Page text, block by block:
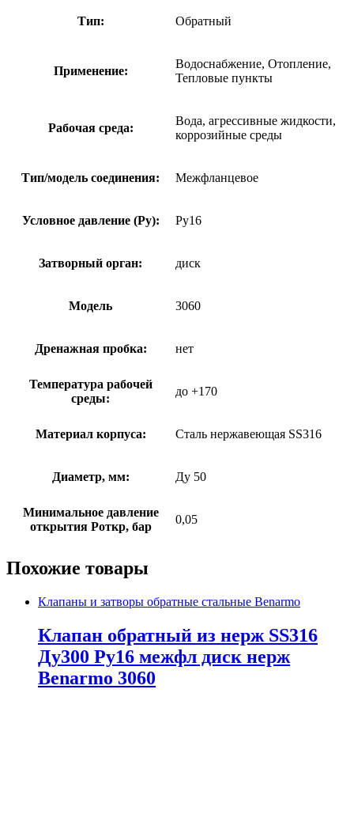
Тип: Обратный
Применение:
Водоснабжение, Отопление,
Тепловые пункты
Рабочая среда:
Вода, агрессивные жидкости,
коррозийные среды
Тип/модель соединения: Межфланцевое
Условное давление (Ру): Ру16
Затворный орган: диск
Модель 3060
Дренажная пробка: нет
Температура рабочей
среды:
до +170
Материал корпуса: Сталь нержавеющая SS316
Диаметр, мм: Ду 50
Минимальное давление
открытия Роткр, бар
0,05
Похожие товары
Клапаны и затворы обратные стальные Benarmo
Клапан обратный из нерж SS316
Ду300 Ру16 межфл диск нерж
Benarmo 3060